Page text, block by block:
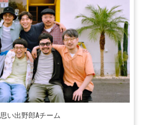
思い出野郎Aチーム